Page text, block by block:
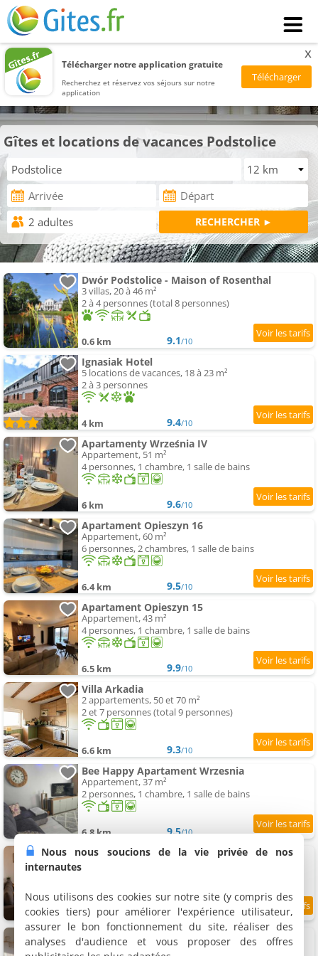
Télécharger notre application gratuite
Recherchez et réservez vos séjours sur notre
application
x
Gîtes et locations de vacances Podstolice
Dwór Podstolice - Maison of Rosenthal
3 villas, 20 à 46 m²
2 à 4 personnes (total 8 personnes)
0.6 km 9.1/10
Ignasiak Hotel
5 locations de vacances, 18 à 23 m²
2 à 3 personnes
4 km 9.4/10
Apartamenty Września IV
Appartement, 51 m²
4 personnes, 1 chambre, 1 salle de bains
6 km 9.6/10
Apartament Opieszyn 16
Appartement, 60 m²
6 personnes, 2 chambres, 1 salle de bains
6.4 km 9.5/10
Apartament Opieszyn 15
Appartement, 43 m²
4 personnes, 1 chambre, 1 salle de bains
6.5 km 9.9/10
Villa Arkadia
2 appartements, 50 et 70 m²
2 et 7 personnes (total 9 personnes)
6.6 km 9.3/10
Bee Happy Apartament Wrzesnia
Appartement, 37 m²
2 personnes, 1 chambre, 1 salle de bains
6.8 km 9.5/10
Studio Słowackiego
7.4 km 7.8/10
Apartament Słowackiego Września
Appartement, 32 m²
Nous nous soucions de la vie privée de nos
internautes
Nous utilisons des cookies sur notre site (y compris des
cookies tiers) pour améliorer l'expérience utilisateur,
assurer le bon fonctionnement du site, réaliser des
analyses d'audience et vous proposer des offres